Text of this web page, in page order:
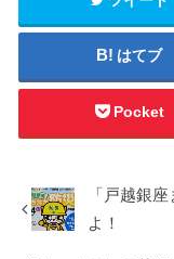
はてブ
Pocket
「戸越銀
よ！